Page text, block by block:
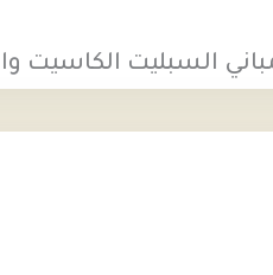
السبليت الكاسيت